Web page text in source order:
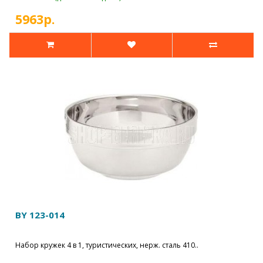
5963р.
BY 123-014
Набор кружек 4 в 1, туристических, нерж. сталь 410..